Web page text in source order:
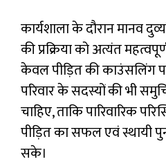
कार्यशाला के दौरान मानव
की प्रक्रिया को अत्यंत
केवल पीड़ित की काउंसलिंग
परिवार के सदस्यों की भी
चाहिए, ताकि पारिवारिक
पीड़ित का सफल एवं स्थायी
सके।